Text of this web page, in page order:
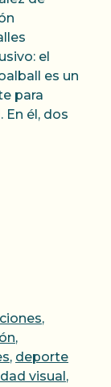
el
es un
para
En él, dos
,
,
, deporte
visual ,